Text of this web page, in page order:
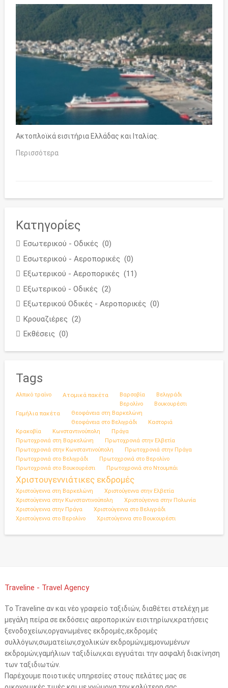
Ακτοπλοϊκά εισιτήρια Ελλάδας και Ιταλίας.
Περισσότερα
Κατηγορίες
Εσωτερικού - Οδικές (0)
Εσωτερικού - Αεροπορικές (0)
Εξωτερικού - Αεροπορικές (11)
Εξωτερικού - Οδικές (2)
Εξωτερικού Οδικές - Αεροπορικές (0)
Κρουαζιέρες (2)
Εκθέσεις (0)
Tags
Αλπικό τραίνο Ατομικά πακέτα Βαρσοβία
Βελιγράδι
Βερολίνο
Βουκουρέστι
Γαμήλια πακέτα
Θεοφάνεια στη Βαρκελώνη
Θεοφάνεια στο Βελιγράδι
Καστοριά
Κρακοβία
Κωνσταντινούπολη
Πράγα
Πρωτοχρονιά στη Βαρκελώνη
Πρωτοχρονιά στην Ελβετία
Πρωτοχρονιά στην Κωνσταντινούπολη
Πρωτοχρονιά στην Πράγα
Πρωτοχρονιά στο Βελιγράδι
Πρωτοχρονιά στο Βερολίνο
Πρωτοχρονιά στο Βουκουρέστι
Πρωτοχρονιά στο Ντουμπάι
Χριστουγεννιάτικες εκδρομές
Χριστούγεννα στη Βαρκελώνη
Χριστούγεννα στην Ελβετία
Χριστούγεννα στην Κωνσταντινούπολη
Χριστούγεννα στην Πολωνία
Χριστούγεννα στην Πράγα
Χριστούγεννα στο Βελιγράδι
Χριστούγεννα στο Βερολίνο
Χριστούγεννα στο Βουκουρέστι
Traveline - Travel Agency
Το Traveline αν και νέο γραφείο ταξιδιών, διαθέτει στελέχη με
μεγάλη πείρα σε εκδόσεις αεροπορικών εισιτηρίων,κρατήσεις
ξενοδοχείων,οργανωμένες εκδρομές,εκδρομές
συλλόγων,σωματείων,σχολικών εκδρομών,μεμονωμένων
εκδρομών,γαμήλιων ταξιδίων,και εγγυάται την ασφαλή διακίνηση
των ταξιδιωτών.
Παρέχουμε ποιοτικές υπηρεσίες στους πελάτες μας σε